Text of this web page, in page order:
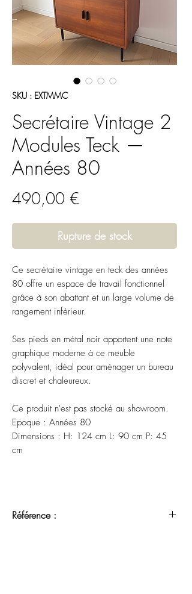
SKU : EXTMMC
Secrétaire Vintage 2
Modules Teck —
Années 80
490,00 €
Rupture de stock
Ce secrétaire vintage en teck des années
80 offre un espace de travail fonctionnel
grâce à son abattant et un large volume de
rangement inférieur.
Ses pieds en métal noir apportent une note
graphique moderne à ce meuble
polyvalent, idéal pour aménager un bureau
discret et chaleureux.
Ce produit n'est pas stocké au showroom.
Epoque : Années 80
Dimensions : H: 124 cm L: 90 cm P: 45
cm
Référence :